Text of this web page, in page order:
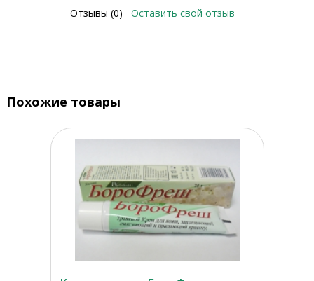
Отзывы (0) Оставить свой отзыв
Похожие товары